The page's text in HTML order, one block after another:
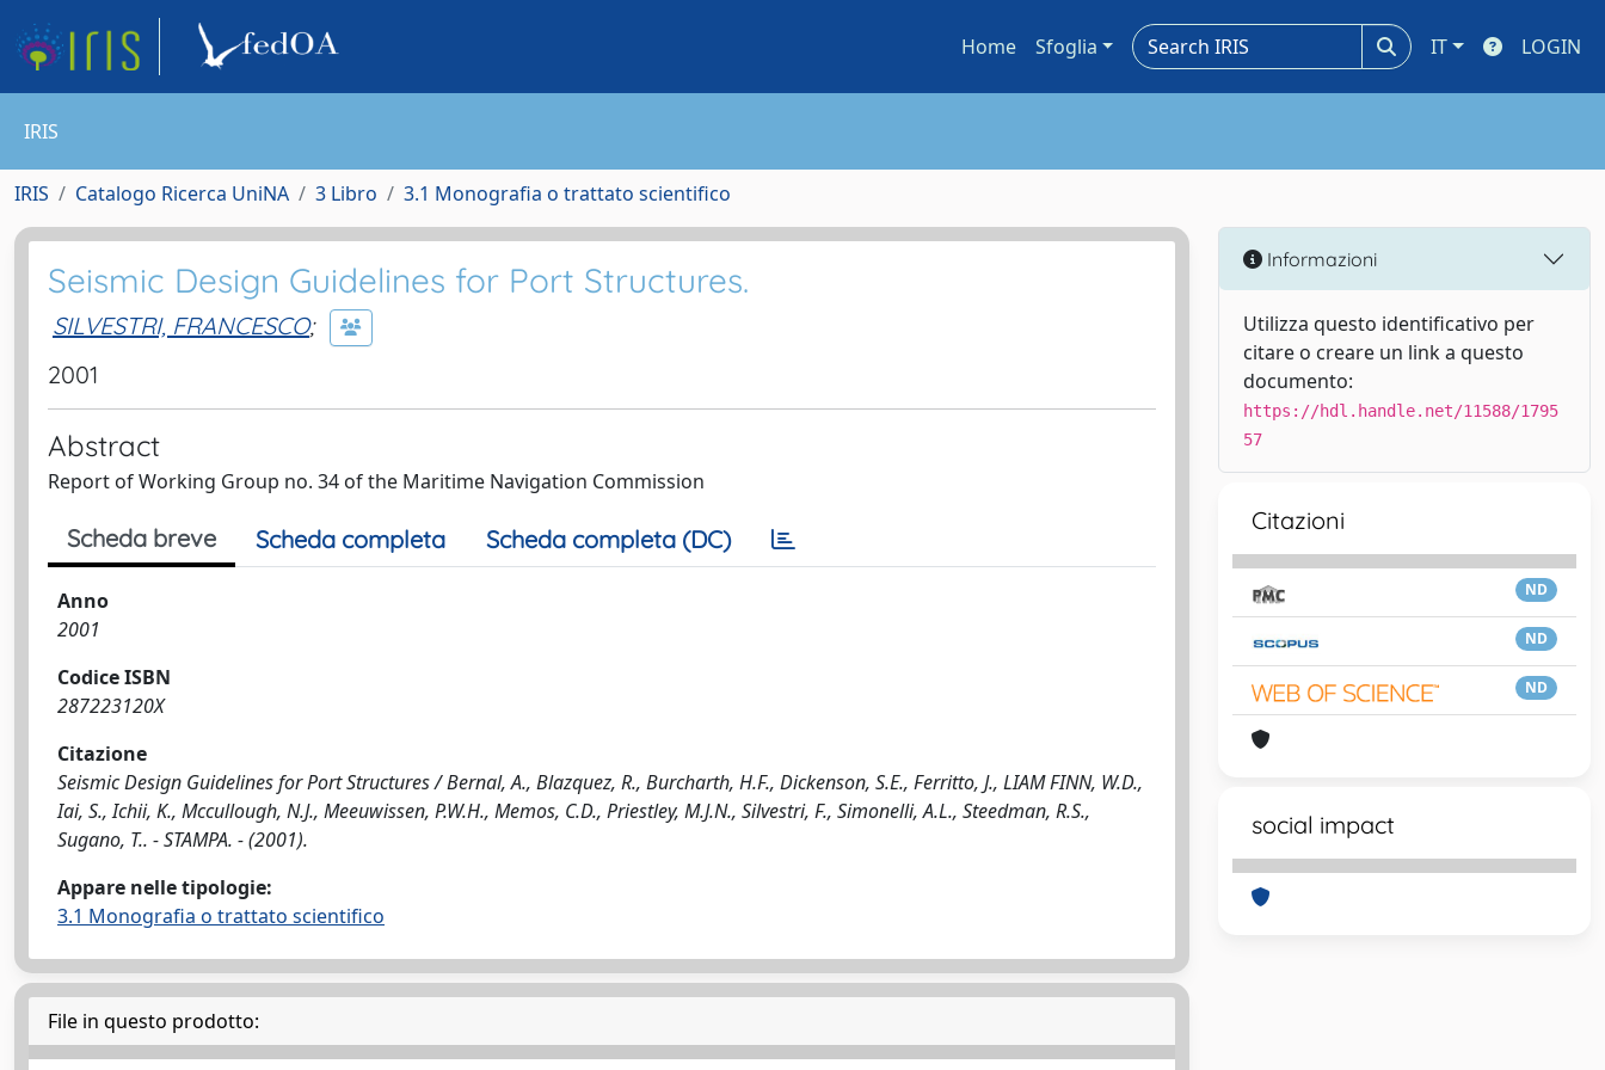
Home Sfoglia IT LOGIN
IRIS
IRIS Catalogo Ricerca UniNA 3 Libro 3.1 Monografia o trattato scientifico
Seismic Design Guidelines for Port Structures.
SILVESTRI, FRANCESCO;
2001
Abstract
Report of Working Group no. 34 of the Maritime Navigation Commission
Scheda breve Scheda completa Scheda completa (DC)
Anno
2001
Codice ISBN
287223120X
Citazione
Seismic Design Guidelines for Port Structures / Bernal, A., Blazquez, R., Burcharth, H.F., Dickenson, S.E., Ferritto, J., LIAM FINN, W.D.,
Iai, S., Ichii, K., Mccullough, N.J., Meeuwissen, P.W.H., Memos, C.D., Priestley, M.J.N., Silvestri, F., Simonelli, A.L., Steedman, R.S.,
Sugano, T.. - STAMPA. - (2001).
Appare nelle tipologie:
3.1 Monografia o trattato scientifico
File in questo prodotto:
Informazioni
Utilizza questo identificativo per
citare o creare un link a questo
documento:
https://hdl.handle.net/11588/1795
57
Citazioni
ND
ND
ND
social impact